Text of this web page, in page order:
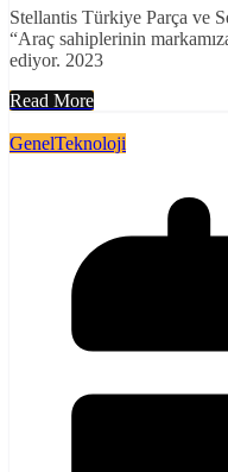
Stellantis Türkiye Parça ve
“Araç sahiplerinin
ediyor. 2023
Read More
GenelTeknoloji